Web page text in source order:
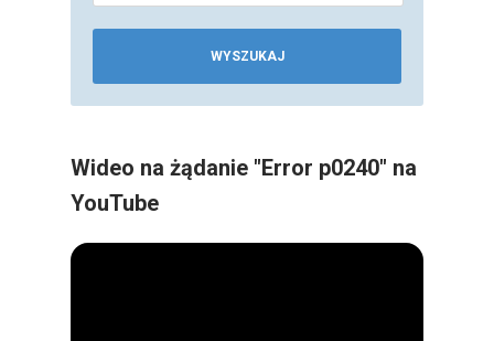
WYSZUKAJ
Wideo na żądanie "Error p0240" na
YouTube